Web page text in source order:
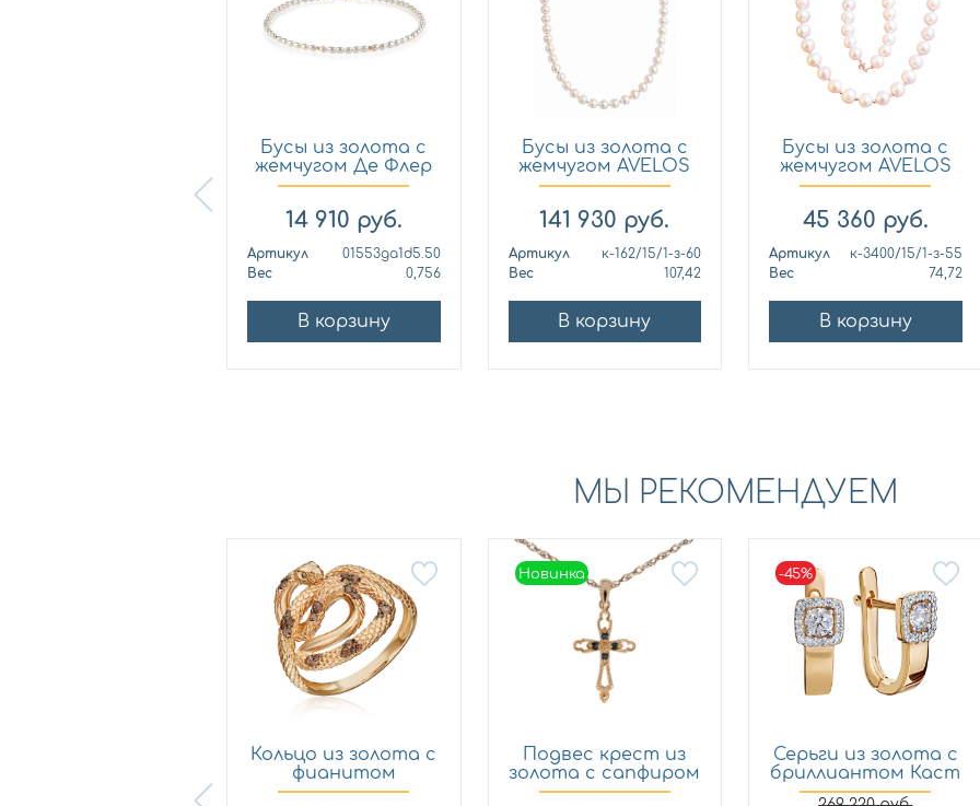
Бусы из золота с
жемчугом Де Флер
015...
14 910 руб.
Артикул
01553ga1d5.50
Вес
0,756
В корзину
Бусы из золота с
жемчугом AVELOS
к-16...
141 930 руб.
Артикул
к-162/15/1-з-60
Вес
107,42
В корзину
Бусы из золота с
жемчугом AVELOS
к-34...
45 360 руб.
Артикул
к-3400/15/1-з-55
Вес
74,72
В корзину
МЫ РЕКОМЕНДУЕМ
Кольцо из золота с
фианитом
Платина 0...
Новинка
Новинка
Подвес крест из
золота с сапфиром
Кло...
-45%
Серьги из золота с
бриллиантом Каст
ю...